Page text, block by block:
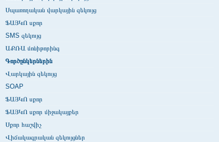
Սպառողական վարկային զեկույց
ՖԱՅԿՈ սքոր
SMS զեկույց
ԱՔՌԱ մոնիթորինգ
Գործընկերներին
Վարկային զեկույց
SOAP
ՖԱՅԿՈ սքոր
ՖԱՅԿՈ սքոր միջակայքեր
Սքոր հաշվիչ
Վիճակագրական զեկույցներ